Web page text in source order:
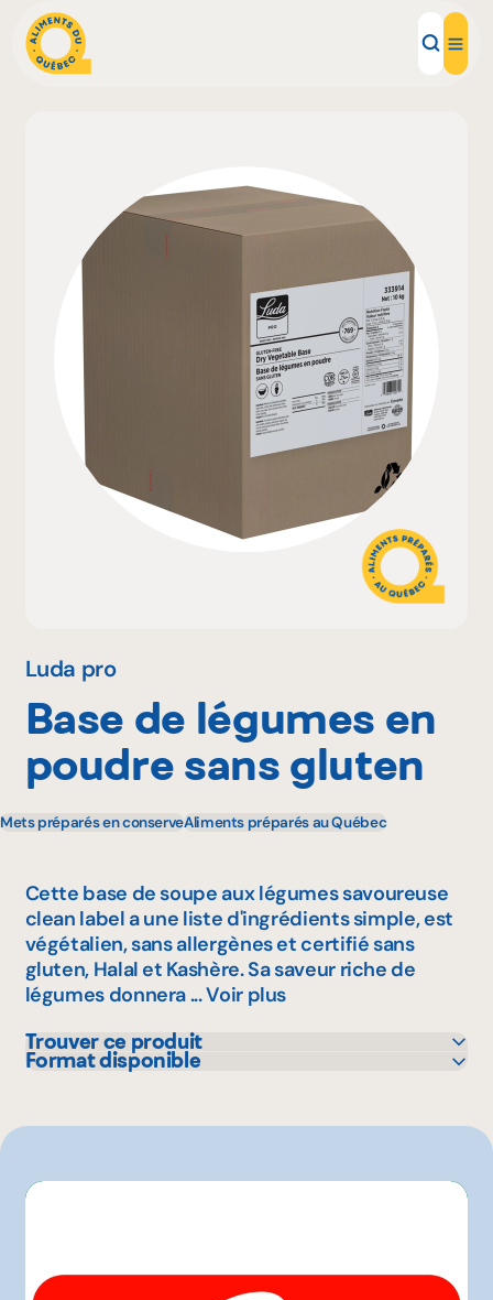
Recettes
Inspirations d'ici
Restaurants
Institutions
À propos
Luda pro
Base de légumes en
poudre sans gluten
Mets préparés en conserveAliments préparés au Québec
Cette base de soupe aux légumes savoureuse
clean label a une liste d'ingrédients simple, est
végétalien, sans allergènes et certifié sans
gluten, Halal et Kashère. Sa saveur riche de
légumes donnera ...Voir plus
Trouver ce produit
Colabor
Sysco
Format disponible